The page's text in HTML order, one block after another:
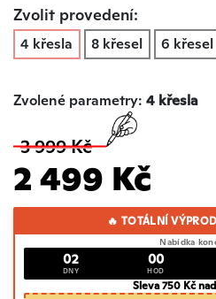
Zvolit provedení:
4 křesla 8 křesel 6 křesel
Zvolené parametry: 4 křesla
3 999 Kč
2 499 Kč
🔥 TOTÁLNÍ
Nabídka
02
DNY
00
HOD
Sleva 750 Kč